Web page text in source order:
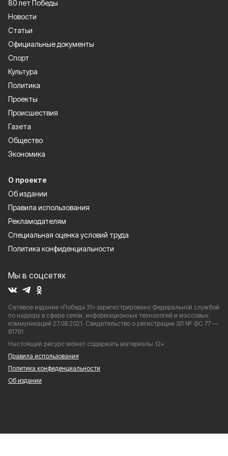
80 лет Победы
Новости
Статьи
Официальные документы
Спорт
Культура
Политика
Проекты
Происшествия
Газета
Общество
Экономика
О проекте
Об издании
Правила использования
Рекламодателям
Специальная оценка условий труда
Политика конфиденциальности
Мы в соцсетях
Сетевое издание «Победа 31» зарегистрировано Федеральной службой
по надзору в сфере связи, информационных технологий и массовых
коммуникаций 27.08.2021. Свидетельство о регистрации ЭЛ № ФС 77 —
81761.
Настоящий ресурс может содержать материалы 12+
Правила использования
Политика конфиденциальности
Об издании